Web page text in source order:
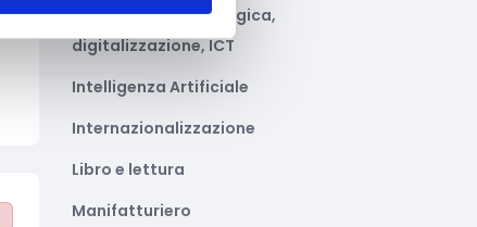
Innovazione tecnologica,
digitalizzazione, ICT
Intelligenza Artificiale
Internazionalizzazione
Libro e lettura
Manifatturiero